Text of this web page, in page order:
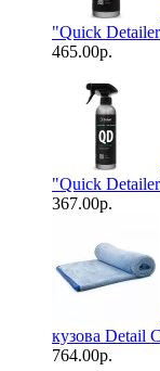
"Quick
465.00р.
"Quick
367.00р.
кузова Detail
764.00р.